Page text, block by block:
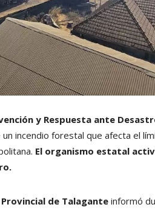
y Respuesta ante
un incendio forestal que afecta el
El organismo estatal
de Talagante informó